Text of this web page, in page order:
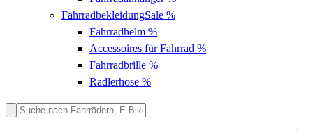
FahrradbekleidungSale %
Fahrradhelm %
Accessoires für Fahrrad %
Fahrradbrille %
Radlerhose %